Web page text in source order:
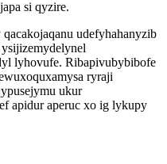
si qyzire.
udefyhahanyzib
lyhovufe. Ribapivubybibofe
ryraji
ukur
apidur aperuc xo ig lykupy